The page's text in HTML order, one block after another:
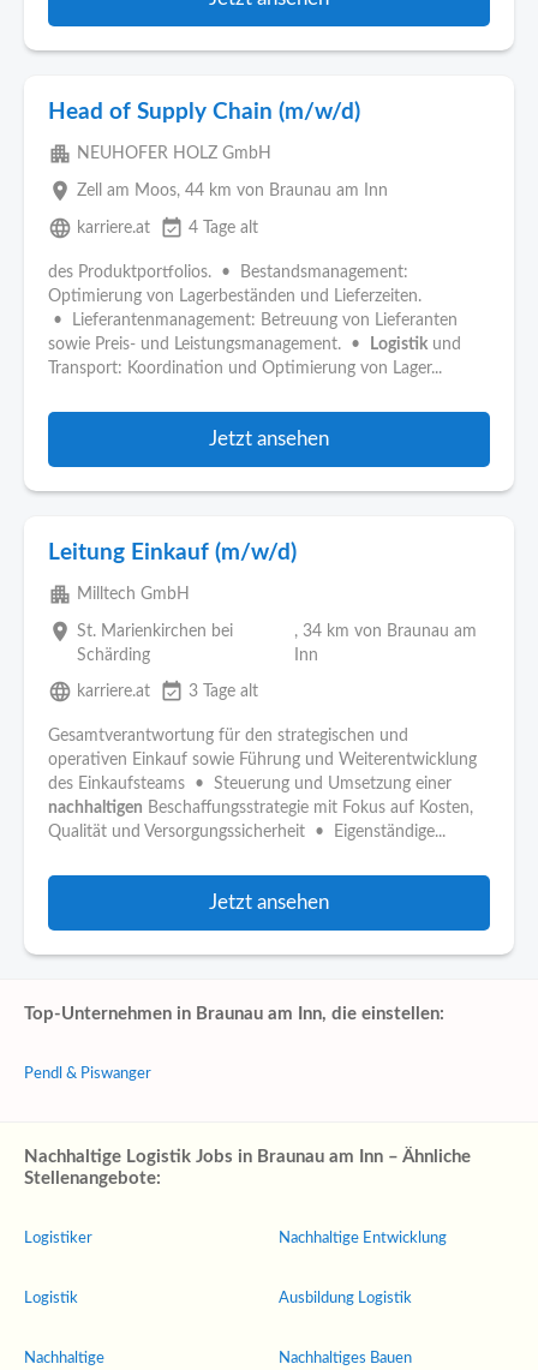
Head of Supply Chain (m/w/d)
apartment NEUHOFER HOLZ GmbH
place Zell am Moos, 44 km von Braunau am Inn
language karriere.at event_available 4 Tage alt
des Produktportfolios. • Bestandsmanagement:
Optimierung von Lagerbeständen und Lieferzeiten.
• Lieferantenmanagement: Betreuung von Lieferanten
sowie Preis- und Leistungsmanagement. •
Logistik und
Transport: Koordination und Optimierung von Lager...
Jetzt ansehen
Leitung Einkauf (m/w/d)
apartment Milltech GmbH
place St. Marienkirchen bei
Schärding
, 34 km von Braunau am
Inn
language karriere.at event_available 3 Tage alt
Gesamtverantwortung für den strategischen und
operativen Einkauf sowie Führung und Weiterentwicklung
des Einkaufsteams • Steuerung und Umsetzung einer
nachhaltigen Beschaffungsstrategie mit Fokus auf Kosten,
Qualität und Versorgungssicherheit • Eigenständige...
Jetzt ansehen
Top-Unternehmen in Braunau am Inn, die einstellen:
Pendl & Piswanger
Nachhaltige Logistik Jobs in Braunau am Inn – Ähnliche
Stellenangebote:
Logistiker
Logistik
Nachhaltige
Nachhaltige Entwicklung
Ausbildung Logistik
Nachhaltiges Bauen